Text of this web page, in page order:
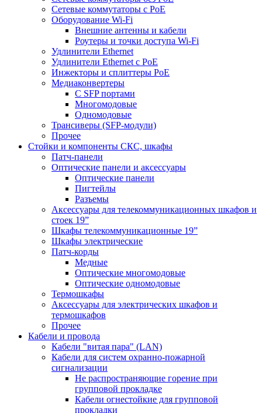
Сетевые коммутаторы с РоЕ
Оборудование Wi-Fi
Внешние антенны и кабели
Роутеры и точки доступа Wi-Fi
Удлинители Ethernet
Удлинители Ethernet с PoE
Инжекторы и сплиттеры РоЕ
Медиаконвертеры
С SFP портами
Многомодовые
Одномодовые
Трансиверы (SFP-модули)
Прочее
Стойки и компоненты СКС, шкафы
Патч-панели
Оптические панели и аксессуары
Оптические панели
Пигтейлы
Разъемы
Аксессуары для телекоммуникационных шкафов и
стоек 19”
Шкафы телекоммуникационные 19”
Шкафы электрические
Патч-корды
Медные
Оптические многомодовые
Оптические одномодовые
Термошкафы
Аксессуары для электрических шкафов и
термошкафов
Прочее
Кабели и провода
Кабели "витая пара" (LAN)
Кабели для систем охранно-пожарной
сигнализации
Не распространяющие горение при
групповой прокладке
Кабели огнестойкие для групповой
прокладки